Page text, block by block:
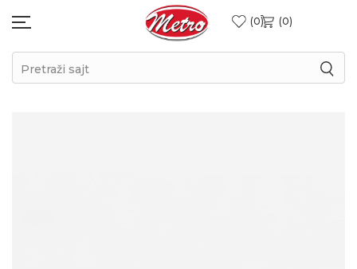
0 0
Pretraži sajt